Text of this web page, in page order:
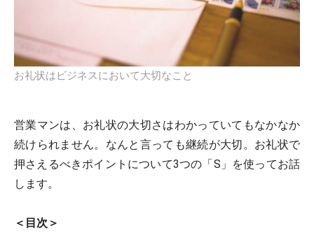
お礼状はビジネスにおいて大切なこと
営業マンは、お礼状の大切さはわかっていてもなかなか
続けられません。なんと言っても継続が大切。お礼状で
押さえるべきポイントについて3つの「S」を使ってお話
します。
＜目次＞